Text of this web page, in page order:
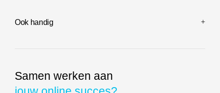
Samen werken aan
Ook handig